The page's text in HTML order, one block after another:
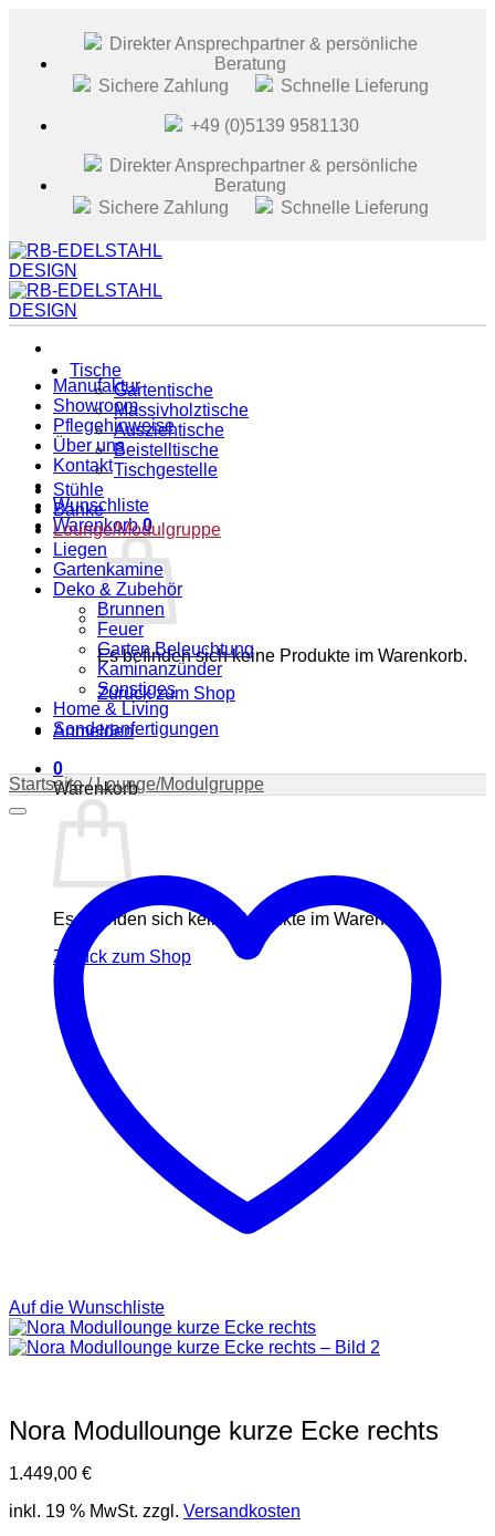
Direkter Ansprechpartner & persönliche
Beratung
Sichere Zahlung
Schnelle Lieferung
+49 (0)5139 9581130
Direkter Ansprechpartner & persönliche
Beratung
Sichere Zahlung
Schnelle Lieferung
Manufaktur
Showroom
Pflegehinweise
Über uns
Kontakt
Wunschliste
Warenkorb0
Es befinden sich keine Produkte im Warenkorb.
Zurück zum Shop
Anmelden
0
Warenkorb
Es befinden sich keine Produkte im Warenkorb.
Zurück zum Shop
Tische
Gartentische
Massivholztische
Ausziehtische
Beistelltische
Tischgestelle
Stühle
Bänke
Lounge/Modulgruppe
Liegen
Gartenkamine
Deko & Zubehör
Brunnen
Feuer
Garten Beleuchtung
Kaminanzünder
Sonstiges
Home & Living
Sonderanfertigungen
Startseite / Lounge/Modulgruppe
Auf die Wunschliste
Nora Modullounge kurze Ecke rechts
1.449,00 €
inkl. 19 % MwSt. zzgl. Versandkosten